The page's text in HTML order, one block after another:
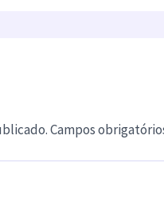
Campos